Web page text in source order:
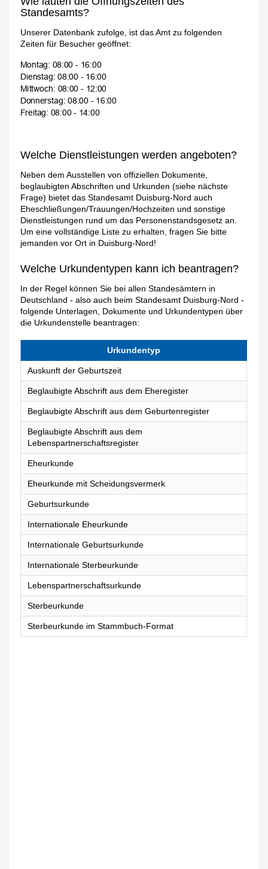
Standesamts?
Unserer Datenbank zufolge, ist das Amt zu folgenden
Zeiten für Besucher geöffnet:
Welche Dienstleistungen werden angeboten?
Neben dem Ausstellen von offiziellen Dokumente,
beglaubigten Abschriften und Urkunden (siehe nächste
Frage) bietet das Standesamt Duisburg-Nord auch
Eheschließungen/Trauungen/Hochzeiten und sonstige
Dienstleistungen rund um das Personenstandsgesetz an.
Um eine vollständige Liste zu erhalten, fragen Sie bitte
jemanden vor Ort in Duisburg-Nord!
Welche Urkundentypen kann ich beantragen?
In der Regel können Sie bei allen Standesämtern in
Deutschland - also auch beim Standesamt Duisburg-Nord -
folgende Unterlagen, Dokumente und Urkundentypen über
die Urkundenstelle beantragen:
Urkundentyp
Auskunft der Geburtszeit
Beglaubigte Abschrift aus dem Eheregister
Beglaubigte Abschrift aus dem Geburtenregister
Beglaubigte Abschrift aus dem
Lebenspartnerschaftsregister
Eheurkunde
Eheurkunde mit Scheidungsvermerk
Geburtsurkunde
Internationale Eheurkunde
Internationale Geburtsurkunde
Internationale Sterbeurkunde
Lebenspartnerschaftsurkunde
Sterbeurkunde
Sterbeurkunde im Stammbuch-Format